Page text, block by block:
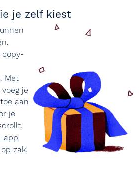
je zelf kiest
copy-
Met
voeg je
aan
je
app
zak.